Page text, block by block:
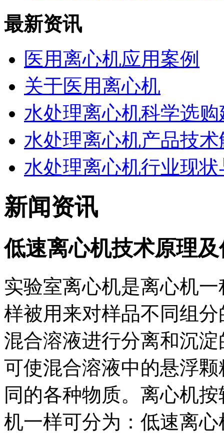
最新资讯
医用离心机应用案例
关于医用离心机
水处理离心机科学选购
水处理离心机产品技术
水处理离心机行业现
新闻资讯
低速离心机技术原理
实验室离心机是离心机
样被用来对样品不同组
混合溶液进行分离和沉
可使混合溶液中的悬浮
同的各种物质。离心机
机一样可分为：低速离